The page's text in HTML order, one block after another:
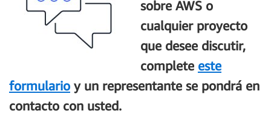
sobre AWS o
cualquier proyecto
que desee discutir,
complete este
formulario y un representante se pondrá en
contacto con usted.